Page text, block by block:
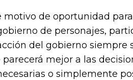
motivo de oportunidad
de personajes,
del gobierno siempre
mejor a las
o simplemente